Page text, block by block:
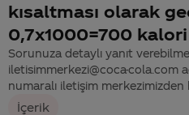
kısaltması olarak
0,7x1000=700
Sorunuza detaylı yanıt
iletisimmerkezi@coca-cola.com
numaralı iletişim merkezimizden
İçerik